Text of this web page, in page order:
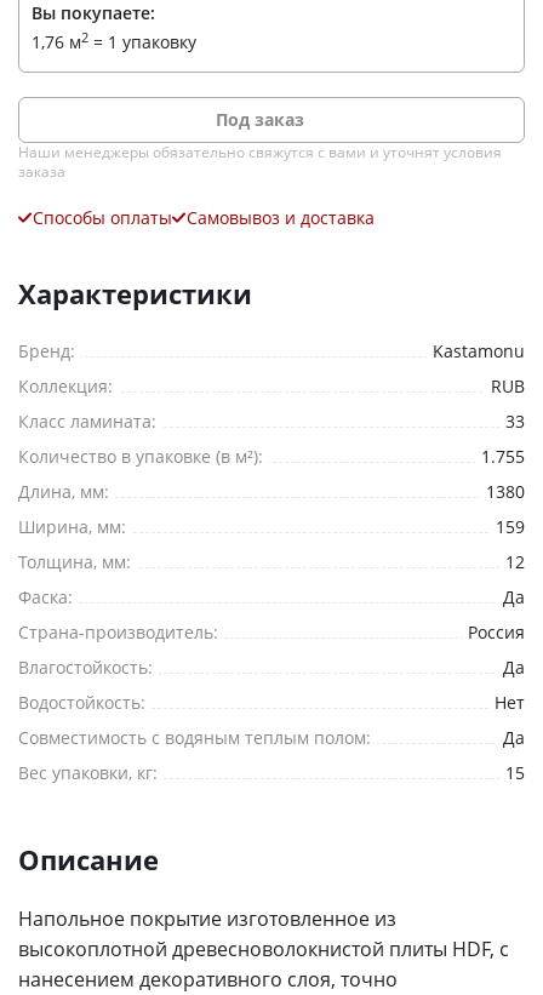
Вы покупаете:
1,76 м2 = 1 упаковку
Под заказ
Наши менеджеры обязательно свяжутся с вами и уточнят условия
заказа
Способы оплаты Самовывоз и доставка
Характеристики
Бренд:
Kastamonu
Коллекция:
RUB
Класс ламината:
33
Количество в упаковке (в м²):
1.755
Длина, мм:
1380
Ширина, мм:
159
Толщина, мм:
12
Фаска:
Да
Страна-производитель:
Россия
Влагостойкость:
Да
Водостойкость:
Нет
Совместимость с водяным теплым полом:
Да
Вес упаковки, кг:
15
Описание
Напольное покрытие изготовленное из
высокоплотной древесноволокнистой плиты HDF, с
нанесением декоративного слоя, точно
E-mail
*— Обязательные поля